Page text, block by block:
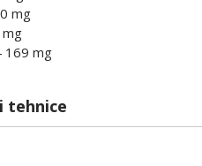
mg
169 mg
tehnice